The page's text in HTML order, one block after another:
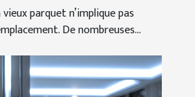
parquet n’implique pas
De nombreuses...